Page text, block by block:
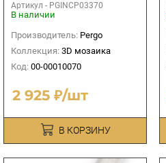
Артикул - PGINCP03370
В наличии
Производитель: Pergo
Коллекция: 3D мозаика
Код: 00-00010070
2 925 ₽/шт
В КОРЗИНУ